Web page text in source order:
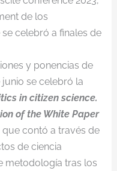
de los
celebró a finales de
y ponencias de
se celebró la
in citizen science.
of the White Paper
que contó a través de
de ciencia
metodología tras los